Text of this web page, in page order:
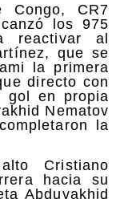
CR7
los 975
reactivar al
que se
la primera
directo con
gol en propia
Nematov
la
Cristiano
hacia su
Abduvakhid